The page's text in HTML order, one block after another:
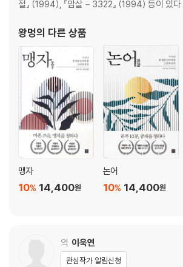
절』 (1994), 『암살－3322』 (1994) 등이 있다.
왕멍의 다른 상품
맹자
14,400원
10%
논어
14,400원
10%
역 이욱연
관심작가 알림신청